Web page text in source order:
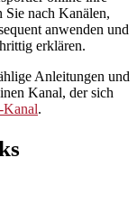
Sie nach Kanälen,
anwenden und
erklären.
Anleitungen und
Kanal, der sich
Kanal.